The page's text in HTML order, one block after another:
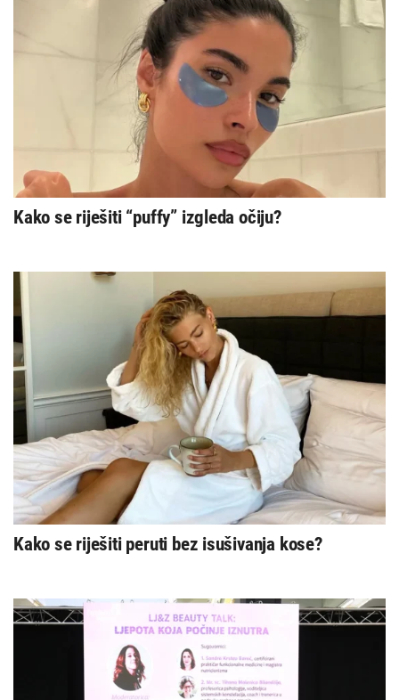
Kako se riješiti “puffy” izgleda očiju?
Kako se riješiti peruti bez isušivanja kose?